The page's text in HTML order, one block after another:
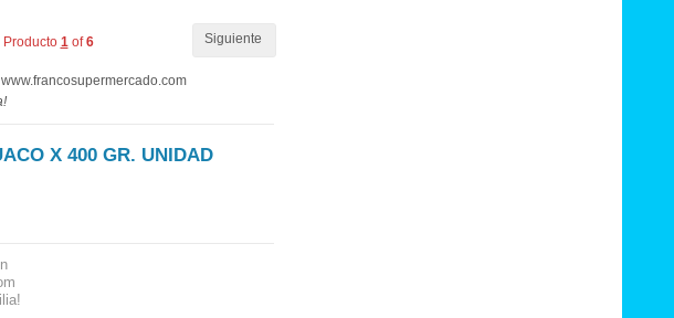
Siguiente
Producto 1 of6
X 400 GR. UNIDAD